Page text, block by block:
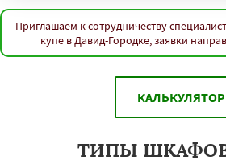
Приглашаем к сотрудничеству
купе в Давид-Городке, заявки
КАЛЬКУЛЯТОР
ТИПЫ